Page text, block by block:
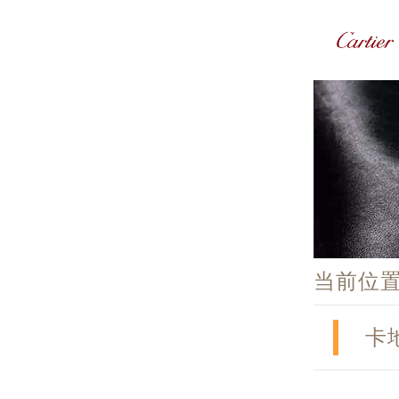
当前位
卡